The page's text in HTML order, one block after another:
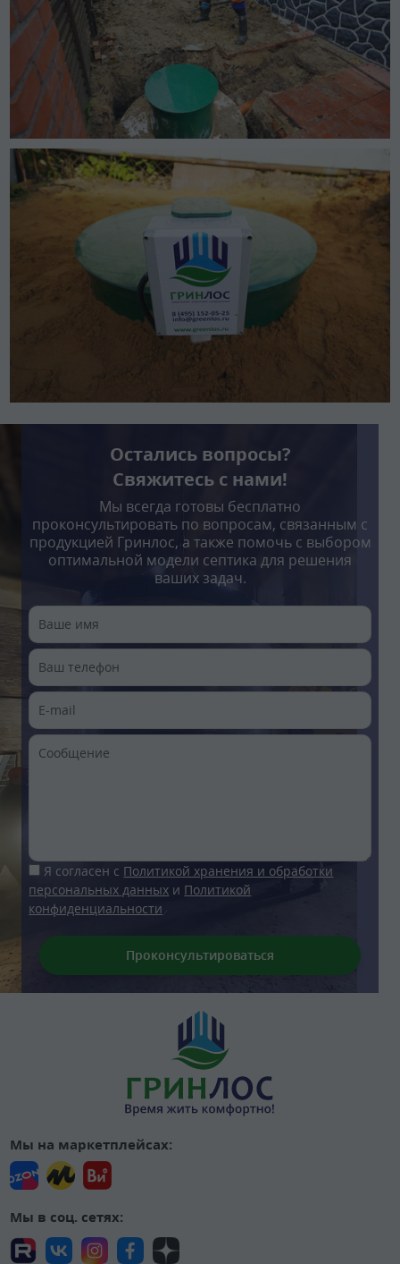
Остались вопросы?
Свяжитесь с нами!
Мы всегда готовы бесплатно
проконсультировать по вопросам, связанным с
продукцией Гринлос, а также помочь с выбором
оптимальной модели септика для решения
ваших задач.
Я согласен с Политикой хранения и обработки
персональных данных и Политикой
конфиденциальности
Мы на маркетплейсах:
Мы в соц. сетях: